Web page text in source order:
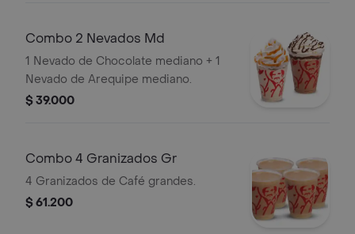
Combo 2 Nevados Md
1 Nevado de Chocolate mediano + 1
Nevado de Arequipe mediano.
$ 39.000
Combo 4 Granizados Gr
4 Granizados de Café grandes.
$ 61.200